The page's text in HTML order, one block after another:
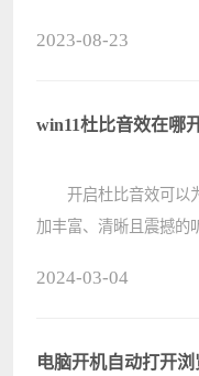
检测结果帮助判断问题
2023-08-23
win11杜比音效在哪
开启杜比音效可以
加丰富、清晰且震撼的
然后进入到属性界面下
2024-03-04
电脑开机自动打开